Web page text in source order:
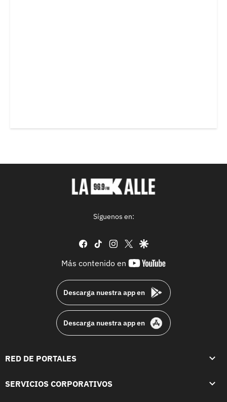
Síguenos en:
facebook
tiktok instagram
twittergoogle
Más contenido en
youtube-
Descarga nuestra app en
Descarga nuestra app en
RED DE PORTALES
SERVICIOS CORPORATIVOS